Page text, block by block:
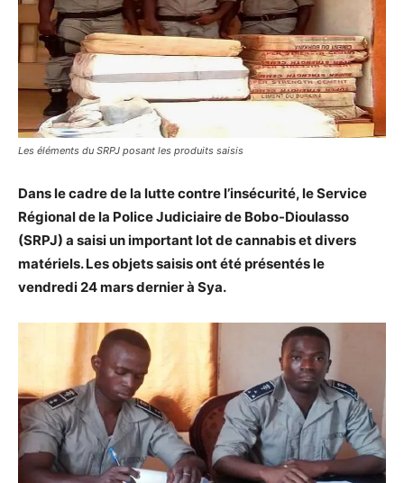
Les éléments du SRPJ posant les produits saisis
Dans le cadre de la lutte contre l’insécurité, le Service
Régional de la Police Judiciaire de Bobo-Dioulasso
(SRPJ) a saisi un important lot de cannabis et divers
matériels. Les objets saisis ont été présentés le
vendredi 24 mars dernier à Sya.